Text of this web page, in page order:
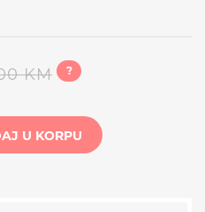
KM ?
U KORPU